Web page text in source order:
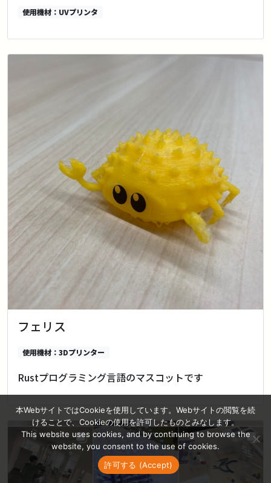
使用機材：UVプリンタ
フェリス
使用機材：3Dプリンター
Rustプログラミング言語のマスコットです
本WebサイトではCookieを使用しています。Webサイトの閲覧を続
けることで、Cookieの使用を許可したものとみなします。
This website uses cookies, and by continuing to browse the
website, you consent to the use of cookies.
許可する (Accept)